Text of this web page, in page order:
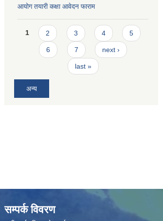
आयोग तयारी कक्षा आवेदन फाराम
Pages
1 2 3 4 5
6 7 next ›
last »
अन्य
सम्पर्क विवरण